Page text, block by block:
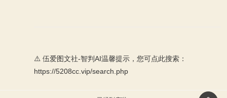
⚠️ 伍爱图文社-智判AI温馨提示，您可点此搜索：
https://5208cc.vip/search.php